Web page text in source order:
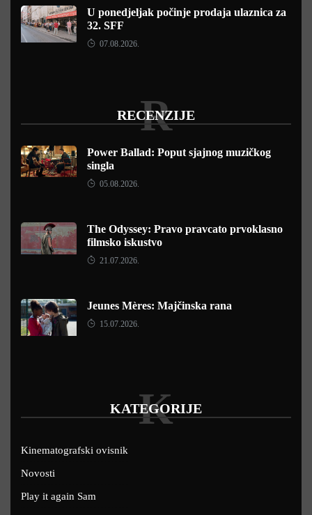
U ponedjeljak počinje prodaja ulaznica za
32. SFF
07.08.2026.
RECENZIJE
R
Power Ballad: Poput sjajnog muzičkog
singla
05.08.2026.
The Odyssey: Pravo pravcato prvoklasno
filmsko iskustvo
21.07.2026.
Jeunes Mères: Majčinska rana
15.07.2026.
KATEGORIJE
K
Kinematografski ovisnik
Novosti
Play it again Sam